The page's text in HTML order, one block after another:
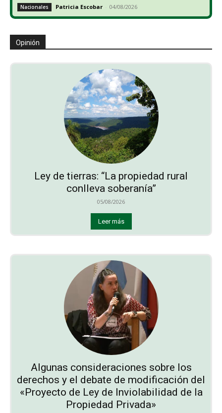
Nacionales Patricia Escobar - 04/08/2026
Opinión
Ley de tierras: “La propiedad rural
conlleva soberanía”
05/08/2026
Leer más
Algunas consideraciones sobre los
derechos y el debate de modificación del
«Proyecto de Ley de Inviolabilidad de la
Propiedad Privada»